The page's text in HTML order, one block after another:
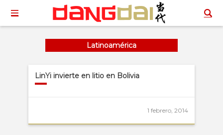
Latinoamérica
LinYi invierte en litio en Bolivia
1 febrero, 2014